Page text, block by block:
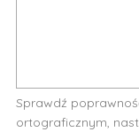
Sprawdź
ortograficznym,